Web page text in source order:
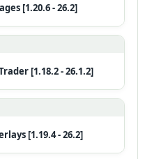
[1.20.6 - 26.2]
[1.18.2 - 26.1.2]
[1.19.4 - 26.2]